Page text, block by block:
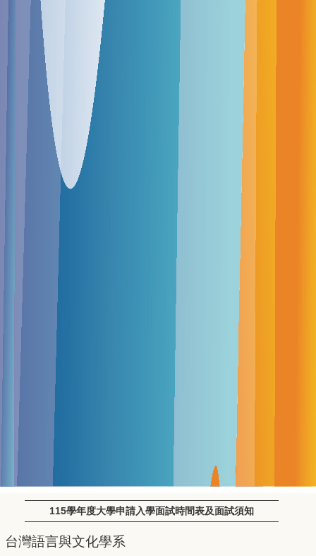
115學年度大學申請入學面試時間表及面試須知
台灣語言與文化學系